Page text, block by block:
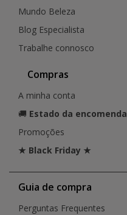
Mundo Beleza
Blog Especialista
Trabalhe connosco
Compras
A minha conta
🚚 Estado da encomenda
Promoções
★ Black Friday ★
Guia de compra
Perguntas Frequentes